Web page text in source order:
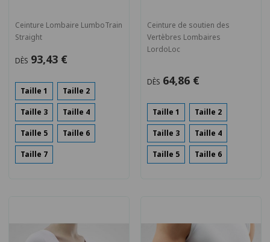
Ceinture Lombaire LumboTrain
Straight
DÈS 93,43 €
Taille 1 Taille 2
Taille 3 Taille 4
Taille 5 Taille 6
Taille 7
Ceinture de soutien des
Vertèbres Lombaires
LordoLoc
DÈS 64,86 €
Taille 1 Taille 2
Taille 3 Taille 4
Taille 5 Taille 6